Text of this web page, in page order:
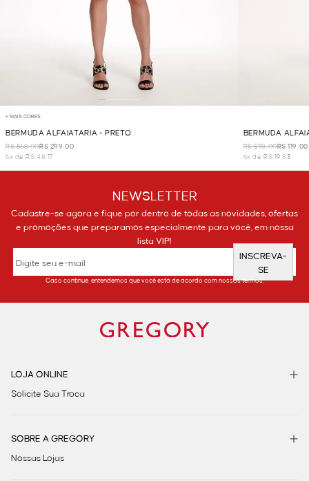
+ MAIS CORES
BERMUDA ALFAIATARIA - PRETO
R$ 568,00R$ 289,00
6x de R$ 48,17
BERMUDA
R$ 598,00R$ 119,00
6x de R$ 19,83
NEWSLETTER
Cadastre-se agora e fique por dentro de todas as novidades, ofertas
e promoções que preparamos especialmente para você, em nossa
lista VIP!
INSCREVA-
SE
Caso continue, entendemos que você está de acordo com nossos termos.
LOJA ONLINE
Solicite Sua Troca
SOBRE A GREGORY
Nossas Lojas